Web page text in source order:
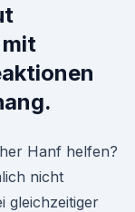
Hanf helfen?
nicht
gleichzeitiger